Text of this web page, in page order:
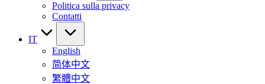
Politica sulla privacy
Contatti
IT
English
简体中文
繁體中文